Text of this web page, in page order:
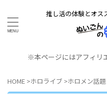
推し活の体験とオス
※本ページにはアフィリ
HOME >ホロライブ >ホロメン話